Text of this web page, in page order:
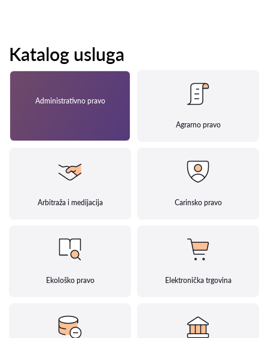
Katalog usluga
Administrativno pravo
Agrarno pravo
Arbitraža i medijacija Carinsko pravo
Ekološko pravo Elektronička trgovina